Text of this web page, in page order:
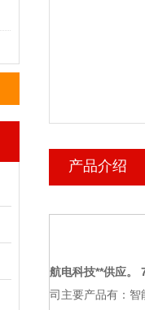
产品介绍
航电科技**供应。
司主要产品有：智